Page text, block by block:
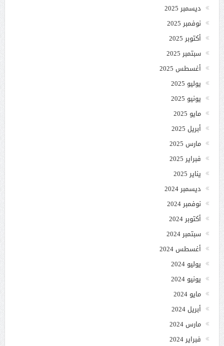
ديسمبر 2025
نوفمبر 2025
أكتوبر 2025
سبتمبر 2025
أغسطس 2025
يوليو 2025
يونيو 2025
مايو 2025
أبريل 2025
مارس 2025
فبراير 2025
يناير 2025
ديسمبر 2024
نوفمبر 2024
أكتوبر 2024
سبتمبر 2024
أغسطس 2024
يوليو 2024
يونيو 2024
مايو 2024
أبريل 2024
مارس 2024
فبراير 2024